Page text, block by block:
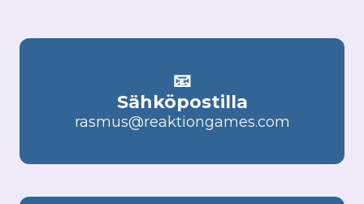
📧
Sähköpostilla
rasmus@reaktiongames.com